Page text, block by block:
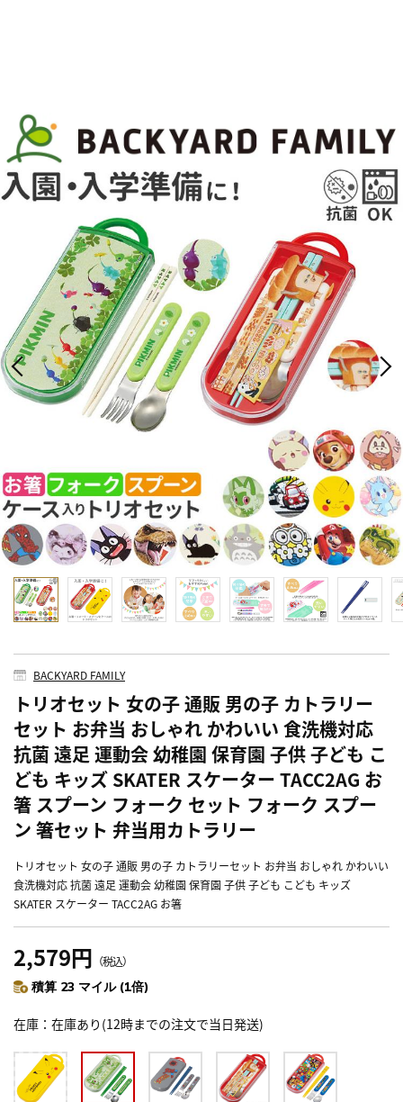
BACKYARD FAMILY
トリオセット 女の子 通販 男の子 カトラリー
セット お弁当 おしゃれ かわいい 食洗機対応
抗菌 遠足 運動会 幼稚園 保育園 子供 子ども こ
ども キッズ SKATER スケーター TACC2AG お
箸 スプーン フォーク セット フォーク スプー
ン 箸セット 弁当用カトラリー
トリオセット 女の子 通販 男の子 カトラリーセット お弁当 おしゃれ かわいい
食洗機対応 抗菌 遠足 運動会 幼稚園 保育園 子供 子ども こども キッズ
SKATER スケーター TACC2AG お箸
2,579円 （税込）
積算 23 マイル (1倍)
在庫 在庫あり(12時までの注文で当日発送)